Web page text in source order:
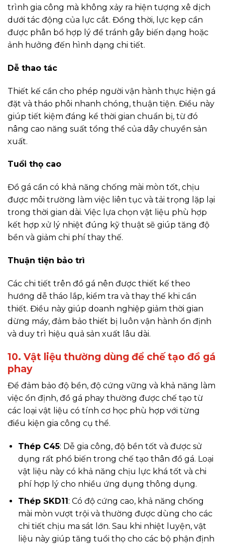
trình gia công mà không xảy ra hiện tượng xê dịch
dưới tác động của lực cắt. Đồng thời, lực kẹp cần
được phân bổ hợp lý để tránh gây biến dạng hoặc
ảnh hưởng đến hình dạng chi tiết.
Dễ thao tác
Thiết kế cần cho phép người vận hành thực hiện gá
đặt và tháo phôi nhanh chóng, thuận tiện. Điều này
giúp tiết kiệm đáng kể thời gian chuẩn bị, từ đó
nâng cao năng suất tổng thể của dây chuyền sản
xuất.
Tuổi thọ cao
Đồ gá cần có khả năng chống mài mòn tốt, chịu
được môi trường làm việc liên tục và tải trọng lặp lại
trong thời gian dài. Việc lựa chọn vật liệu phù hợp
kết hợp xử lý nhiệt đúng kỹ thuật sẽ giúp tăng độ
bền và giảm chi phí thay thế.
Thuận tiện bảo trì
Các chi tiết trên đồ gá nên được thiết kế theo
hướng dễ tháo lắp, kiểm tra và thay thế khi cần
thiết. Điều này giúp doanh nghiệp giảm thời gian
dừng máy, đảm bảo thiết bị luôn vận hành ổn định
và duy trì hiệu quả sản xuất lâu dài.
10. Vật liệu thường dùng để chế tạo đồ gá
phay
Để đảm bảo độ bền, độ cứng vững và khả năng làm
việc ổn định, đồ gá phay thường được chế tạo từ
các loại vật liệu có tính cơ học phù hợp với từng
điều kiện gia công cụ thể.
Thép C45: Dễ gia công, độ bền tốt và được sử
dụng rất phổ biến trong chế tạo thân đồ gá. Loại
vật liệu này có khả năng chịu lực khá tốt và chi
phí hợp lý cho nhiều ứng dụng thông dụng.
Thép SKD11 : Có độ cứng cao, khả năng chống
mài mòn vượt trội và thường được dùng cho các
chi tiết chịu ma sát lớn. Sau khi nhiệt luyện, vật
liệu này giúp tăng tuổi thọ cho các bộ phận định